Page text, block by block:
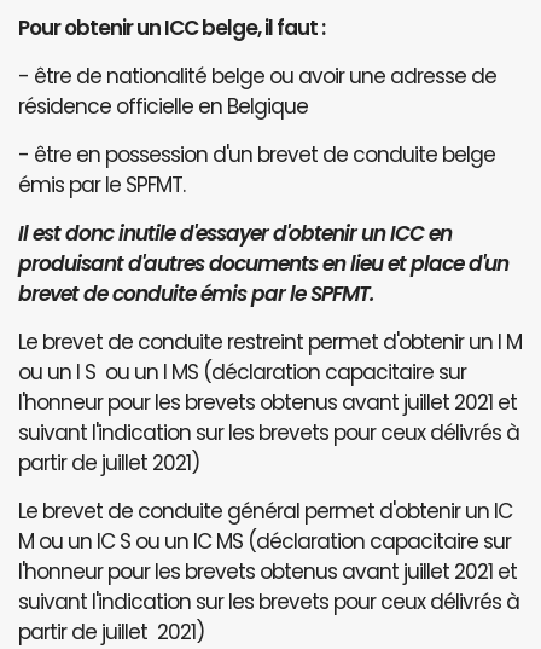
Pour obtenir un ICC belge, il faut :
- être de nationalité belge ou avoir une adresse de
résidence officielle en Belgique
- être en possession d'un brevet de conduite belge
émis par le SPFMT.
Il est donc inutile d'essayer d'obtenir un ICC en
produisant d'autres documents en lieu et place d'un
brevet de conduite émis par le SPFMT.
Le brevet de conduite restreint permet d'obtenir un I M
ou un I S ou un I MS (déclaration capacitaire sur
l'honneur pour les brevets obtenus avant juillet 2021 et
suivant l'indication sur les brevets pour ceux délivrés à
partir de juillet 2021)
Le brevet de conduite général permet d'obtenir un IC
M ou un IC S ou un IC MS (déclaration capacitaire sur
l'honneur pour les brevets obtenus avant juillet 2021 et
suivant l'indication sur les brevets pour ceux délivrés à
partir de juillet 2021)